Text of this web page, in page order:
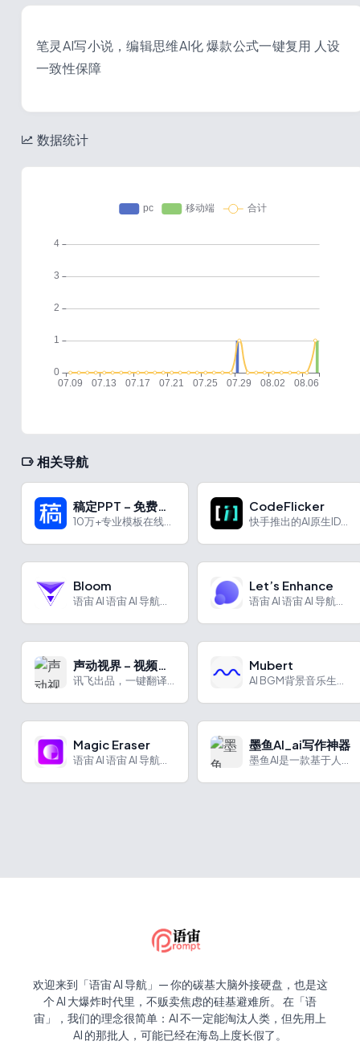
笔灵AI写小说，编辑思维AI化 爆款公式一键复用 人设
一致性保障
数据统计
相关导航
稿定PPT – 免费模板 CodeFlicker
Bloom Let’s Enhance
声动视界 – 视频翻译 Mubert
Magic Eraser 墨鱼AI_ai写作神器
欢迎来到「语宙 AI 导航」— 你的碳基大脑外接硬盘，也是这
个 AI 大爆炸时代里，不贩卖焦虑的硅基避难所。 在「语
宙」，我们的理念很简单：AI 不一定能淘汰人类，但先用上
AI 的那批人，可能已经在海岛上度长假了。